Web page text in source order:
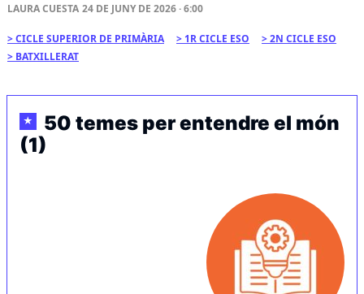
LAURA CUESTA 24 DE JUNY DE 2026 · 6:00
CICLE SUPERIOR DE PRIMÀRIA 1R CICLE ESO
2N CICLE ESO
BATXILLERAT
★
50 temes per entendre el món
(1)